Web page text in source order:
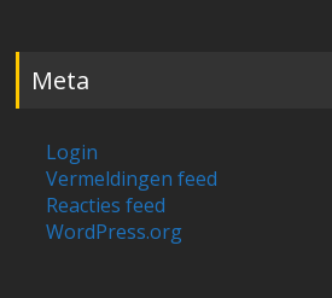
Meta
Login
Vermeldingen feed
Reacties feed
WordPress.org